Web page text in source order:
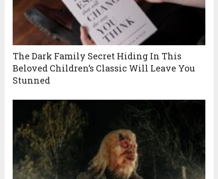
The Dark Family Secret Hiding In This
Beloved Children’s Classic Will Leave You
Stunned